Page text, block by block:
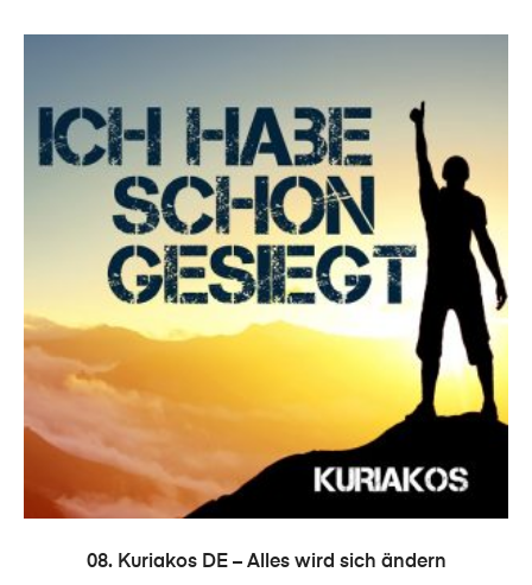
COMPRAR
08. Kuriakos DE – Alles wird sich ändern